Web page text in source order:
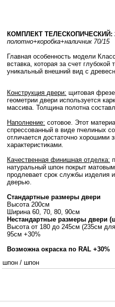
КОМПЛЕКТ ТЕЛЕСКОПИЧЕСКИЙ:
полотно+коробка+наличник 70/15
Главная особенность модели
вставка, которая за счет глубокой
уникальный внешний вид с
Конструкция двери: щитовая
геометрии двери используется
массива. Толщина полотна
Наполнение: сотовое. Этот
спрессованный в виде пчелиных
отличается достаточно хорошими
характеристиками.
Качественная финишная отделка:
натуральный шпон покрыт
продлевает срок службы изделия
дверью.
Стандартные размеры двери
Высота 200см
Ширина 60, 70, 80, 90см
Нестандартные размеры двери
Высота от 180 до 245см (235см
95см +30%
Возможна окраска по RAL +30%
шпон / шпон